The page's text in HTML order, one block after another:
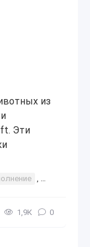
из
Эти
, SOS
1,9К 0